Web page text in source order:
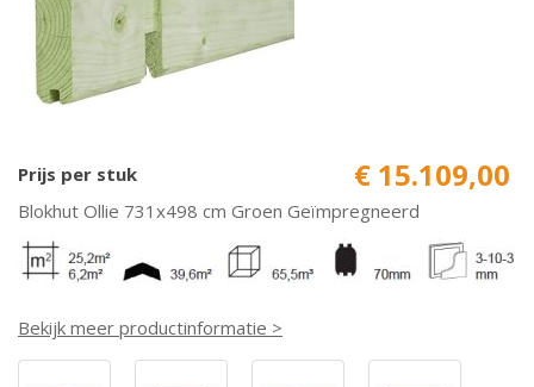
Prijs per stuk € 15.109,00
Blokhut Ollie 731x498 cm Groen Geïmpregneerd
Bekijk meer productinformatie >